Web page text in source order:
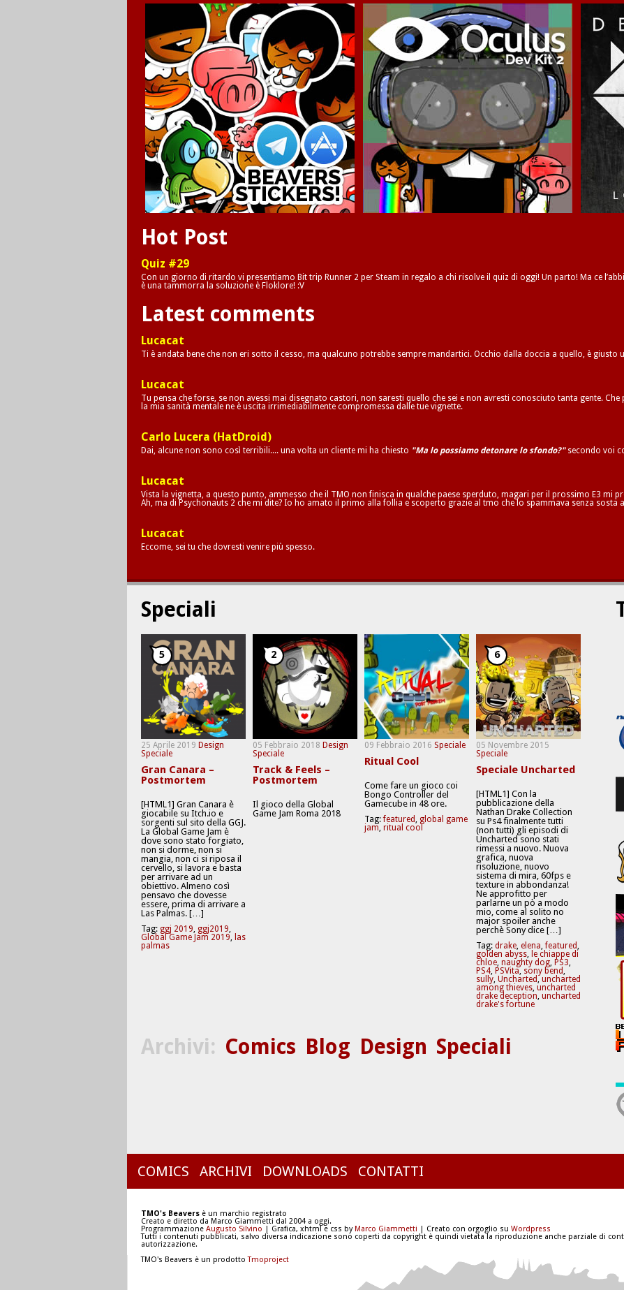
Hot Post
Quiz #29
Con un giorno di ritardo vi presentiamo Bit trip Runner 2 per Steam in regalo a chi risolve il quiz di oggi! Un parto! Ma ce
è una tammorra la soluzione è Floklore! :V
Latest comments
Lucacat
Ti è andata bene che non eri sotto il cesso, ma qualcuno potrebbe sempre mandartici. Occhio dalla doccia a quello, è giusto
Lucacat
Tu pensa che forse, se non avessi mai disegnato castori, non saresti quello che sei e non avresti conosciuto tanta gente.
la mia sanità mentale ne è uscita irrimediabilmente compromessa dalle tue vignette.
Carlo Lucera (HatDroid)
Dai, alcune non sono così terribili.... una volta un cliente mi ha chiesto "Ma lo possiamo detonare lo sfondo?"secondo voi
Lucacat
Vista la vignetta, a questo punto, ammesso che il TMO non finisca in qualche paese sperduto, magari per il prossimo E3 mi
Ah, ma di Psychonauts 2 che mi dite? Io ho amato il primo alla follia e scoperto grazie al tmo che lo spammava senza sosta
Lucacat
Eccome, sei tu che dovresti venire più spesso.
Speciali
25 Aprile 2019 Design
Speciale
5
Gran Canara –
Postmortem
[HTML1] Gran Canara è
giocabile su Itch.io e
sorgenti sul sito della GGJ.
La Global Game Jam è
dove sono stato forgiato,
non si dorme, non si
mangia, non ci si riposa il
cervello, si lavora e basta
per arrivare ad un
obiettivo. Almeno così
pensavo che dovesse
essere, prima di arrivare a
Las Palmas. […]
Tag: ggj 2019, ggj2019,
Global Game Jam 2019, las
palmas
05 Febbraio 2018 Design
Speciale
2
Track & Feels –
Postmortem
Il gioco della Global
Game Jam Roma 2018
09 Febbraio 2016 Speciale
Ritual Cool
Come fare un gioco coi
Bongo Controller del
Gamecube in 48 ore.
Tag:featured, global game
jam, ritual cool
05 Novembre 2015
Speciale
6
Speciale Uncharted
[HTML1] Con la
pubblicazione della
Nathan Drake Collection
su Ps4 finalmente tutti
(non tutti) gli episodi di
Uncharted sono stati
rimessi a nuovo. Nuova
grafica, nuova
risoluzione, nuovo
sistema di mira, 60fps e
texture in abbondanza!
Ne approfitto per
parlarne un pò a modo
mio, come al solito no
major spoiler anche
perchè Sony dice […]
Tag: drake, elena,featured,
golden abyss, le chiappe di
chloe, naughty dog, PS3,
PS4, PSVita, sony bend,
sully, Uncharted, uncharted
among thieves, uncharted
drake deception, uncharted
drake's fortune
Archivi: Comics Blog Design Speciali
COMICS ARCHIVI DOWNLOADS CONTATTI
TMO's Beavers è un marchio registrato
Creato e diretto da Marco Giammetti dal 2004 a oggi.
Programmazione Augusto Silvino | Grafica, xhtml e css byMarco Giammetti | Creato con orgoglio su Wordpress
Tutti i contenuti pubblicati, salvo diversa indicazione sono coperti da copyright è quindi vietata la riproduzione anche parziale di
autorizzazione.
TMO's Beavers è un prodottoTmoproject